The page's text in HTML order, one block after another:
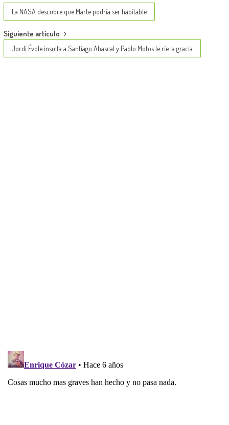
navigation
La NASA descubre que Marte podría ser habitable
Siguiente artículo
Jordi Évole insulta a Santiago Abascal y Pablo Motos le ríe la gracia